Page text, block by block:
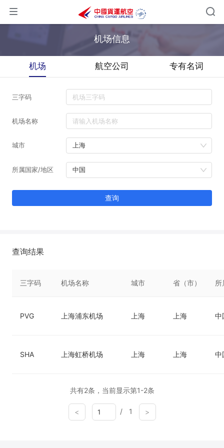
机场信息
机场 航空公司 专有名词
三字码
机场名称
城市
所属国家/地区
查询
查询结果
三字码 机场名称 城市 省（市） 所
PVG 上海浦东机场 上海 上海 中
SHA 上海虹桥机场 上海 上海 中
共有2条，当前显示第1-2条
< / 1 >